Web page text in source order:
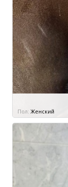
Пол: Женский